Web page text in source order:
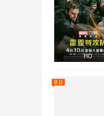
HD
8.0